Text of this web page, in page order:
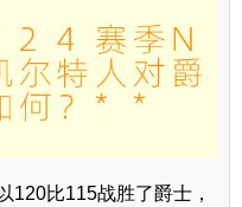
120比115战胜了爵士，